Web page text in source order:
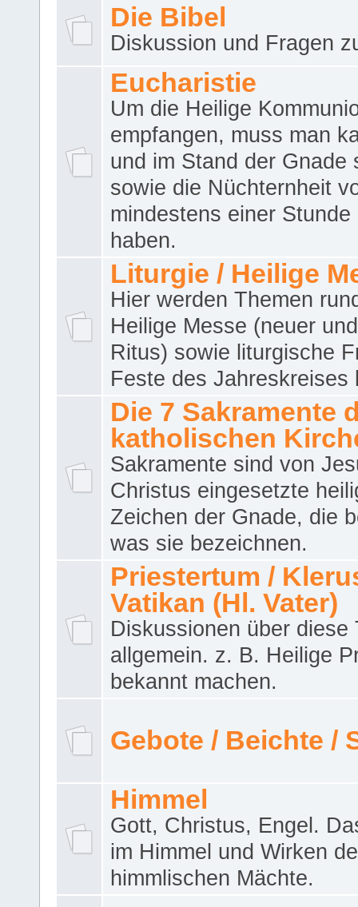
Die Bibel
Diskussion und Fragen
Eucharistie
Um die Heilige
empfangen, muss man
und im Stand der Gnade
sowie die Nüchternheit
mindestens einer Stunde
haben.
Liturgie / Heilige
Hier werden Themen
Heilige Messe (neuer
Ritus) sowie liturgische
Feste des Jahreskreises
Die 7 Sakramente
katholischen
Sakramente sind von
Christus eingesetzte
Zeichen der Gnade, die
was sie bezeichnen.
Priestertum /
Vatikan (Hl. Vater)
Diskussionen über diese
allgemein. z. B. Heilige
bekannt machen.
Gebote / Beichte /
Himmel
Gott, Christus, Engel.
im Himmel und Wirken
himmlischen Mächte.